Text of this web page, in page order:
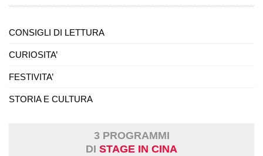
CONSIGLI DI LETTURA
CURIOSITA’
FESTIVITA’
STORIA E CULTURA
3 PROGRAMMI
DI STAGE IN CINA